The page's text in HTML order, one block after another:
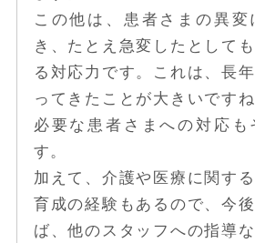
この他は、患者さまの異
き、たとえ急変したとして
る対応力です。これは、長
ってきたことが大きいです
必要な患者さまへの対応も
す。
加えて、介護や医療に関す
育成の経験もあるので、今
ば、他のスタッフへの指導